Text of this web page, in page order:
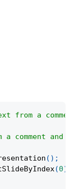
from a
comment
( ) ;
(0)